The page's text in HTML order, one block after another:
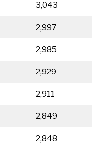
3,043
2,997
2,985
2,929
2,911
2,849
2,848